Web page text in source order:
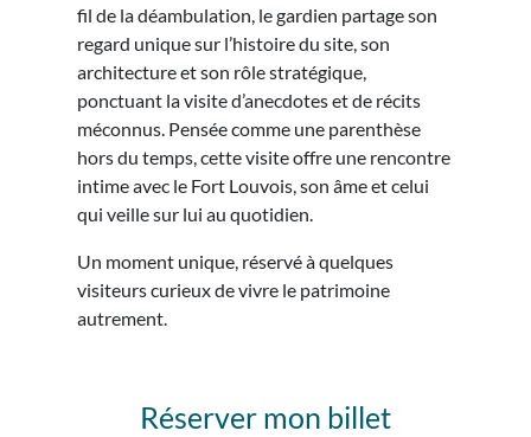
fil de la déambulation, le gardien partage son
regard unique sur l’histoire du site, son
architecture et son rôle stratégique,
ponctuant la visite d’anecdotes et de récits
méconnus. Pensée comme une parenthèse
hors du temps, cette visite offre une rencontre
intime avec le Fort Louvois, son âme et celui
qui veille sur lui au quotidien.
Un moment unique, réservé à quelques
visiteurs curieux de vivre le patrimoine
autrement.
Réserver mon billet